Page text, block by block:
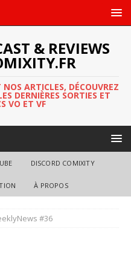
& REVIEWS
ARTICLES, DÉCOUVREZ
DERNIÈRES SORTIES ET
VO ET VF
DISCORD COMIXITY
À PROPOS
#36